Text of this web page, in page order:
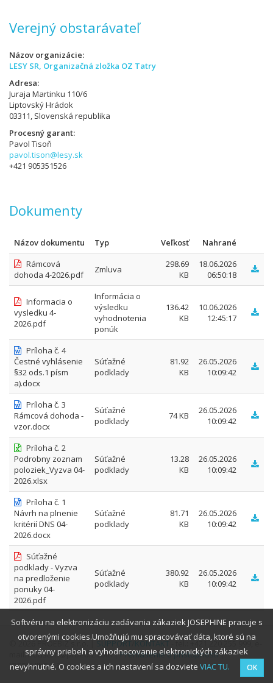
Verejný obstarávateľ
Názov organizácie
LESY SR, Organizačná zložka OZ Tatry
Adresa
Juraja Martinku 110/6
Liptovský Hrádok
03311, Slovenská republika
Procesný garant
Pavol Tisoň
pavol.tison@lesy.sk
+421 905351526
Dokumenty
Názov dokumentu Typ Veľkosť
Nahrané
Rámcová
dohoda 4-2026.pdf
Zmluva
298.69
KB
18.06.2026
06:50:18
Informacia o
vysledku 4-
2026.pdf
Informácia o
výsledku
vyhodnotenia
ponúk
136.42
KB
10.06.2026
12:45:17
Príloha č. 4
Čestné vyhlásenie
§32 ods.1 písm
a).docx
Súťažné
podklady
81.92
KB
26.05.2026
10:09:42
Príloha č. 3
Rámcová dohoda -
vzor.docx
Súťažné
podklady
74 KB
26.05.2026
10:09:42
Príloha č. 2
Podrobny zoznam
poloziek_Vyzva 04-
2026.xlsx
Súťažné
podklady
13.28
KB
26.05.2026
10:09:42
Príloha č. 1
Návrh na plnenie
kritérií DNS 04-
2026.docx
Súťažné
podklady
81.71
KB
26.05.2026
10:09:42
Súťažné
podklady - Vyzva
na predloženie
ponuky 04-
2026.pdf
Súťažné
podklady
380.92
KB
26.05.2026
10:09:42
© 2026 PROEBIZ s.r.o. |SUPPORT/KONTAKT - tel.: +421 220 255 999, e-
mail: houston@proebiz.com |Prehlásenie o prístupnosti|
JOSEPHINE 2.3
Softvéru na elektronizáciu zadávania zákaziek JOSEPHINE pracuje s
otvorenými cookies.Umožňujú mu spracovávať dáta, ktoré sú na
správny priebeh a vyhodnocovanie elektronických zákaziek
nevyhnutné. O cookies a ich nastavení sa dozviete VIAC TU. OK